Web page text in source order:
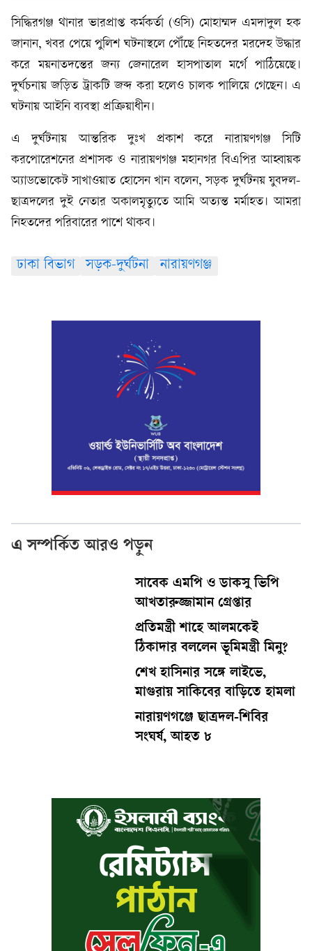
সিদ্ধিরগঞ্জ থানার ভারপ্রাপ্ত কর্মকর্তা (ওসি) মোহাম্মদ এমদাদুল হক
জানান, খবর পেয়ে পুলিশ ঘটনাস্থলে পৌঁছে নিহতদের মরদেহ উদ্ধার
করে ময়নাতদন্তের জন্য জেনারেল হাসপাতাল মর্গে পাঠিয়েছে।
দুর্ঘচনায় জড়িত ট্রাকটি জব্দ করা হলেও চালক পালিয়ে গেছেন। এ
ঘটনায় আইনি ব্যবস্থা প্রক্রিয়াধীন।
এ দুর্ঘটনায় আন্তরিক দুঃখ প্রকাশ করে নারায়ণগঞ্জ সিটি
করপোরেশনের প্রশাসক ও নারায়ণগঞ্জ মহানগর বিএপির আহ্বায়ক
অ্যাডভোকেট সাখাওয়াত হোসেন খান বলেন, সড়ক দুর্ঘটনয় যুবদল-
ছাত্রদলের দুই নেতার অকালমৃত্যুতে আমি অত্যন্ত মর্মাহত। আমরা
নিহতদের পরিবারের পাশে থাকব।
ঢাকা বিভাগ সড়ক-দুর্ঘটনা নারায়ণগঞ্জ
এ সম্পর্কিত আরও পড়ুন
সাবেক এমপি ও ডাকসু ভিপি
আখতারুজ্জামান গ্রেপ্তার
প্রতিমন্ত্রী শাহে আলমকেই
ঠিকাদার বললেন ভূমিমন্ত্রী মিনু?
শেখ হাসিনার সঙ্গে লাইভে,
মাগুরায় সাকিবের বাড়িতে হামলা
নারায়ণগঞ্জে ছাত্রদল-শিবির
সংঘর্ষ, আহত ৮